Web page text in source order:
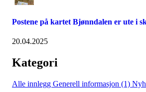
Postene på kartet Bjønndalen er ute i
20.04.2025
Kategori
Alle innlegg Generell informasjon (1)